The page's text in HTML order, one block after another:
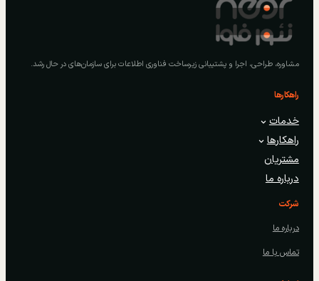
مشاوره، طراحی، اجرا و پشتیبانی زیرساخت فناوری اطلاعات برای سازمان‌های در حال رشد.
راهکارها
خدمات
راهکارها
مشتریان
درباره ما
شرکت
درباره ما
تماس با ما